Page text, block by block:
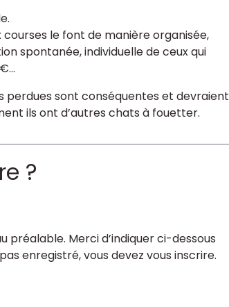
le font de manière organisée,
spontanée, individuelle de ceux qui
perdues sont conséquentes et devraient
ils ont d’autres chats à fouetter.
?
préalable. Merci d’indiquer ci-dessous
enregistré, vous devez vous inscrire.